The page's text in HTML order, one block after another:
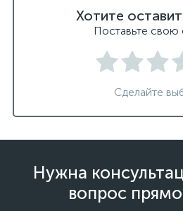
Хотите
Поставьте свою
Сделайте
Нужна
вопрос